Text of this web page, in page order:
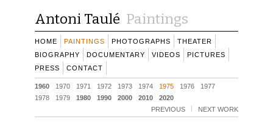
Antoni Taulé Paintings
HOME PAINTINGS PHOTOGRAPHS
THEATER
BIOGRAPHY
DOCUMENTARY VIDEOS
PICTURES
PRESS
CONTACT
1960 1970 1971 1972 1973 1974 1975 1976
1977
1978
1979 1980 1990 2000 2010
2020
PREVIOUS
NEXT WORK